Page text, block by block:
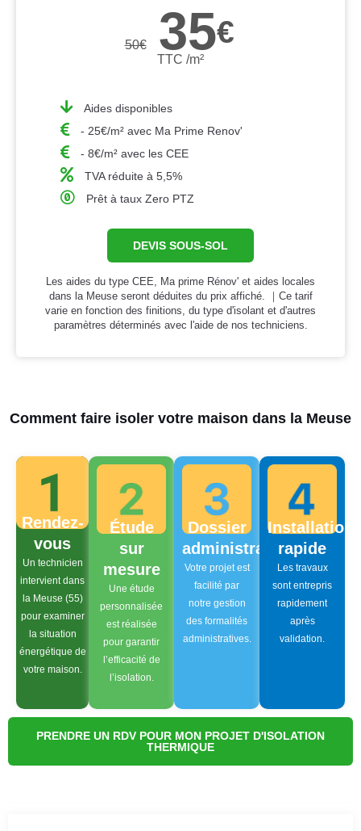
50€ 35€
TTC /m²
Aides disponibles
- 25€/m² avec Ma Prime Renov'
- 8€/m² avec les CEE
TVA réduite à 5,5%
Prêt à taux Zero PTZ
DEVIS SOUS-SOL
Les aides du type CEE, Ma prime Rénov' et aides locales
dans la Meuse seront déduites du prix affiché. ｜Ce tarif
varie en fonction des finitions, du type d'isolant et d'autres
paramètres déterminés avec l'aide de nos techniciens.
Comment faire isoler votre maison dans la Meuse
Rendez-
vous
Un technicien
intervient dans
la Meuse (55)
pour examiner
la situation
énergétique de
votre maison.
Étude
sur
mesure
Une étude
personnalisée
est réalisée
pour garantir
l’efficacité de
l’isolation.
Dossier
administratif
Votre projet est
facilité par
notre gestion
des formalités
administratives.
Installation
rapide
Les travaux
sont entrepris
rapidement
après
validation.
PRENDRE UN RDV POUR MON PROJET D'ISOLATION
THERMIQUE